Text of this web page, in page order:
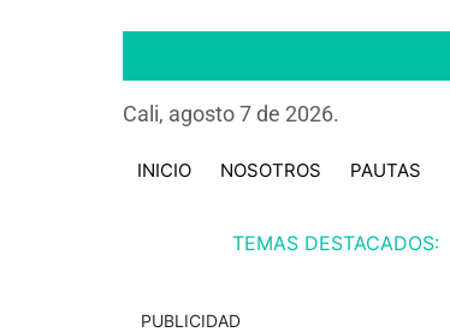
Cali, agosto 7 de 2026.
INICIO NOSOTROS PAUTAS
TEMAS DESTACADOS:
PUBLICIDAD